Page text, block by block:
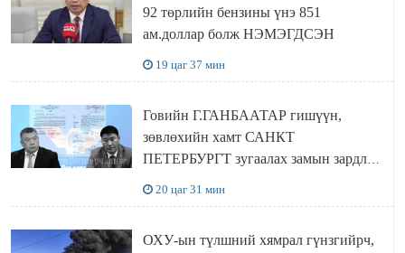
92 төрлийн бензины үнэ 851
ам.доллар болж НЭМЭГДСЭН
19 цаг 37 мин
Говийн Г.ГАНБААТАР гишүүн,
зөвлөхийн хамт САНКТ
ПЕТЕРБУРГТ зугаалах замын зардлаа
20 цаг 31 мин
ОХУ-ын түлшний хямрал гүнзгийрч,